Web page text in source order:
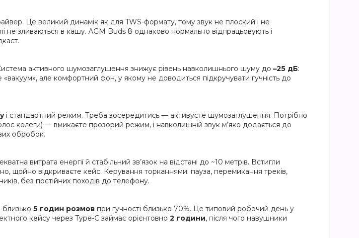
Це великий динамік як для TWS-формату, тому звук не плоский і не
не зливаються в кашу. AGM Buds 8 однаково нормально відпрацьовують і
активного шумозаглушення знижує рівень навколишнього шуму до –25 дБ:
але комфортний фон, у якому не доводиться підкручувати гучність до
і стандартний режим. Треба зосередитись — активуєте шумозаглушення. Потрібно
колеги) — вмикаєте прозорий режим, і навколишній звук м’яко додається до
обробок.
витрата енергії й стабільний зв’язок на відстані до ~10 метрів. Встигли
щойно відкриваєте кейс. Керування торканнями: пауза, перемикання треків,
без постійних походів до телефону.
близько 5 годин розмов при гучності близько 70%. Це типовий робочий день у
кейсу через Type-C займає орієнтовно 2 години, після чого навушники